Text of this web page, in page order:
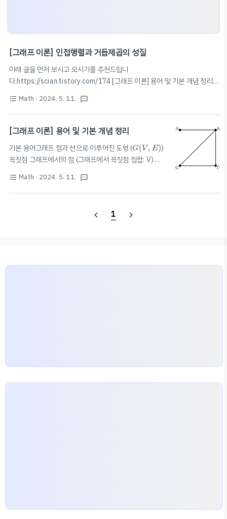
[그래프 이론] 인접행렬과 거듭제곱의 성질
아래 글을 먼저 보시고 오시기를 추천드립니
다.https://scian.tistory.com/174 [그래프 이론] 용어 및 기본 개념 정리기
G V,E)
점 (그래프에서 꼭짓점 집합: V) 변 꼭짓점을 연결한 선 (그래프에서 변 집합:
E) 같은 그래프이다. 꼭짓점의 위치를 바scian.xyz인접행렬어떤 그래프의 두
꼭짓점이 한 변으로 연결되어 있으면 1, 변으로 연결되어 있지 않으면 0으로
을 꼭짓점으
로 갖는 그래프G
G의 인접행렬을A
A라 할 때,G의 각 꼭짓점의 차수 A 22의 대각
성분 (vv i의 차수:A2
A2의 i,i 성분)G의 변..
format_list_bulleted Math · 2024. 5. 11. textsms
[그래프 이론] 용어 및 기본 개념 정리
기본 용어그래프 점과 선으로 이루어진 도형 (G(V, E)
G(V,E ) )
꼭짓점 그래프에서의 점 (그래프에서 꼭짓점 집합: V) 변
이다. 꼭짓점의 위치를 바꾸거나 변을 구부리거나 늘이거
나 줄여도 두 그래프를 같은 그림으로 그릴 수 있다. 꼭짓
프에서 모든 꼭짓점의 차수의 합 = 2*변의 개수 완전그래
으로 이동할 때, 한 번 지난 변을 반복하지 않으면서 연결
format_list_bulleted Math · 2024. 5. 11. textsms
navigate_before 1 navigate_next